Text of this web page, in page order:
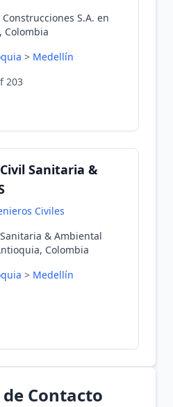
S.A. en
Colombia
> Medellín
203
Sanitaria &
Civiles
& Ambiental
Colombia
> Medellín
Contacto